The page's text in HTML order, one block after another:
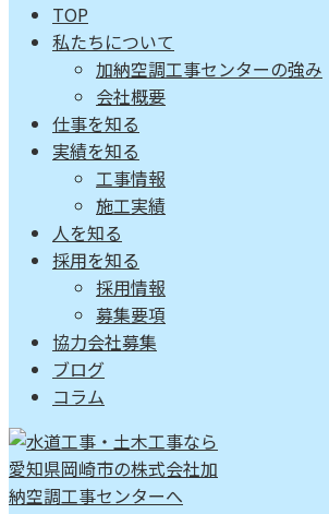
TOP
私たちについて
加納空調工事センターの強み
会社概要
仕事を知る
実績を知る
工事情報
施工実績
人を知る
採用を知る
採用情報
募集要項
協力会社募集
ブログ
コラム